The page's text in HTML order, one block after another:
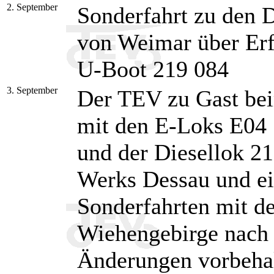
2. September
Sonderfahrt zu den
von Weimar über
U-Boot 219 084
3. September
Der TEV zu Gast
mit den E-Loks E04
und der Diesellok
Werks Dessau und
Sonderfahrten mit
Wiehengebirge
Änderungen